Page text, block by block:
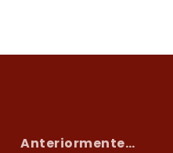
Anteriormente…